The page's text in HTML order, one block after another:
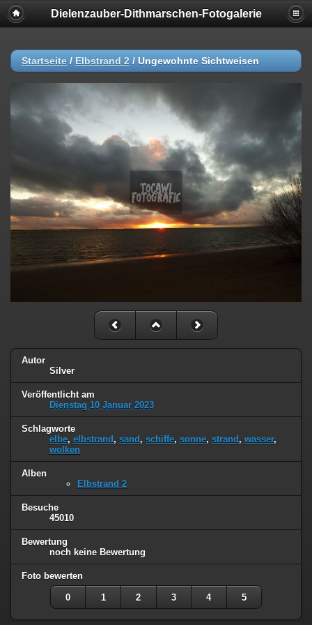
Dielenzauber-Dithmarschen-Fotogalerie
Startseite / Elbstrand 2 / Ungewohnte Sichtweisen
Autor
Silver
Veröffentlicht am
Dienstag 10 Januar 2023
Schlagworte
elbe, elbstrand , sand , schiffe, sonne, strand , wasser,
wolken
Alben
Elbstrand 2
Besuche
45010
Bewertung
noch keine Bewertung
Foto bewerten
0 1 2 3 4 5